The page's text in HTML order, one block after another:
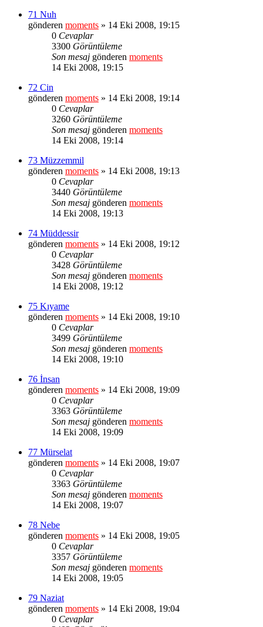
71 Nuh
gönderen moments » 14 Eki 2008, 19:15
0 Cevaplar
3300 Görüntüleme
Son mesaj gönderen moments
14 Eki 2008, 19:15
72 Cin
gönderen moments » 14 Eki 2008, 19:14
0 Cevaplar
3260 Görüntüleme
Son mesaj gönderen moments
14 Eki 2008, 19:14
73 Müzzemmil
gönderen moments » 14 Eki 2008, 19:13
0 Cevaplar
3440 Görüntüleme
Son mesaj gönderen moments
14 Eki 2008, 19:13
74 Müddessir
gönderen moments » 14 Eki 2008, 19:12
0 Cevaplar
3428 Görüntüleme
Son mesaj gönderen moments
14 Eki 2008, 19:12
75 Kıyame
gönderen moments » 14 Eki 2008, 19:10
0 Cevaplar
3499 Görüntüleme
Son mesaj gönderen moments
14 Eki 2008, 19:10
76 İnsan
gönderen moments » 14 Eki 2008, 19:09
0 Cevaplar
3363 Görüntüleme
Son mesaj gönderen moments
14 Eki 2008, 19:09
77 Mürselat
gönderen moments » 14 Eki 2008, 19:07
0 Cevaplar
3363 Görüntüleme
Son mesaj gönderen moments
14 Eki 2008, 19:07
78 Nebe
gönderen moments » 14 Eki 2008, 19:05
0 Cevaplar
3357 Görüntüleme
Son mesaj gönderen moments
14 Eki 2008, 19:05
79 Naziat
gönderen moments » 14 Eki 2008, 19:04
0 Cevaplar